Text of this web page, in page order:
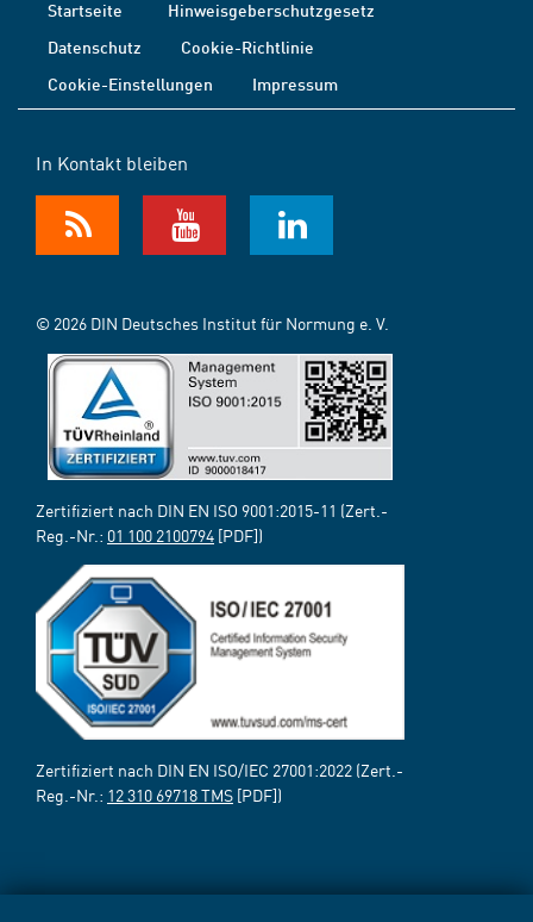
Startseite
Hinweisgeberschutzgesetz
Datenschutz
Cookie-Richtlinie
Cookie-Einstellungen
Impressum
In Kontakt bleiben
© 2026 DIN Deutsches Institut für Normung e. V.
Zertifiziert nach DIN EN ISO 9001:2015-11 (Zert.-
Reg.-Nr.: 01 100 2100794 [PDF])
Zertifiziert nach DIN EN ISO/IEC 27001:2022 (Zert.-
Reg.-Nr.: 12 310 69718 TMS [PDF])